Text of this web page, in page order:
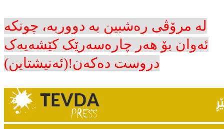
لە مرۆڤی رەشبین بە دووربە، چونکە
ئەوان بۆ هەر چارەسەرێک کێشەیەک
دروست دەکەن!(ئەنیشتاین)